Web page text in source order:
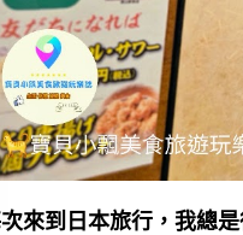
來到日本旅行，我總